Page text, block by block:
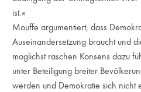
ist.«
Mouffe argumentiert, dass
Auseinandersetzung braucht und
möglichst raschen Konsens dazu
unter Beteiligung breiter
werden und Demokratie sich nicht